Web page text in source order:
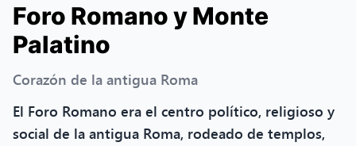
Foro Romano y Monte
Palatino
Corazón de la antigua Roma
El Foro Romano era el centro político, religioso y
social de la antigua Roma, rodeado de templos,